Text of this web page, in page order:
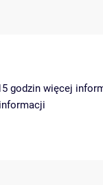
godzin więcej